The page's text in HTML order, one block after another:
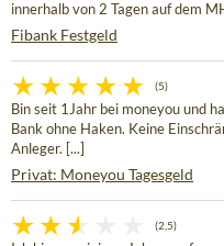
innerhalb von 2 Tagen auf dem
Fibank Festgeld
(5)
Bin seit 1Jahr bei moneyou und
Bank ohne Haken. Keine
Anleger. [...]
Privat: Moneyou Tagesgeld
(2,5)